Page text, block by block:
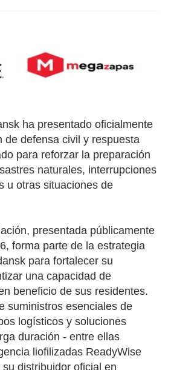
ha presentado oficialmente
de defensa civil y respuesta
para reforzar la preparación
naturales, interrupciones
u otras situaciones de
presentada públicamente
forma parte de la estrategia
para fortalecer su
una capacidad de
beneficio de sus residentes.
suministros esenciales de
logísticos y soluciones
duración - entre ellas
liofilizadas ReadyWise
distribuidor oficial en